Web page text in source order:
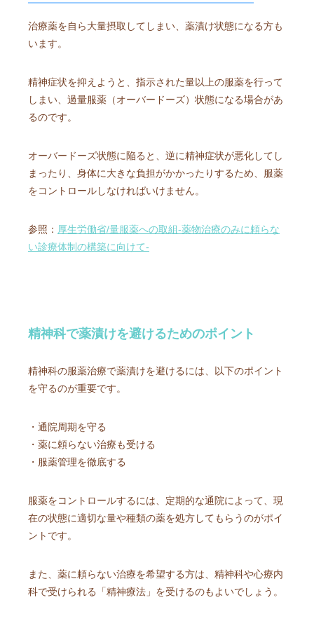
治療薬を自ら大量摂取してしまい、薬漬け状態になる方も
います。
精神症状を抑えようと、指示された量以上の服薬を行って
しまい、過量服薬（オーバードーズ）状態になる場合があ
るのです。
オーバードーズ状態に陥ると、逆に精神症状が悪化してし
まったり、身体に大きな負担がかかったりするため、服薬
をコントロールしなければいけません。
参照： 厚生労働省/量服薬への取組-薬物治療のみに頼らな
い診療体制の構築に向けて-
精神科で薬漬けを避けるためのポイント
精神科の服薬治療で薬漬けを避けるには、以下のポイント
を守るのが重要です。
・通院周期を守る
・薬に頼らない治療も受ける
・服薬管理を徹底する
服薬をコントロールするには、定期的な通院によって、現
在の状態に適切な量や種類の薬を処方してもらうのがポイ
ントです。
また、薬に頼らない治療を希望する方は、精神科や心療内
科で受けられる「精神療法」を受けるのもよいでしょう。